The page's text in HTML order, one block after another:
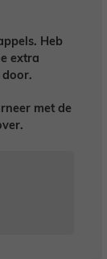
Heb
extra
door.
met de